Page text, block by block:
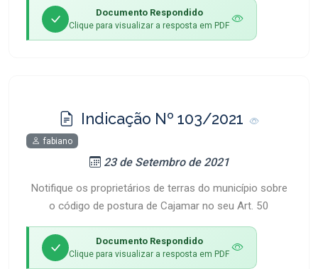
Documento Respondido
Clique para visualizar a resposta em PDF
Indicação Nº 103/2021
fabiano
23 de Setembro de 2021
Notifique os proprietários de terras do município sobre
o código de postura de Cajamar no seu Art. 50
Documento Respondido
Clique para visualizar a resposta em PDF